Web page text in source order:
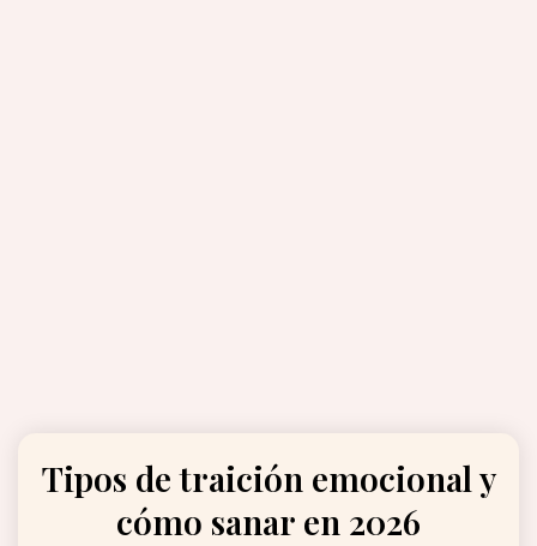
Tipos de traición emocional y
cómo sanar en 2026